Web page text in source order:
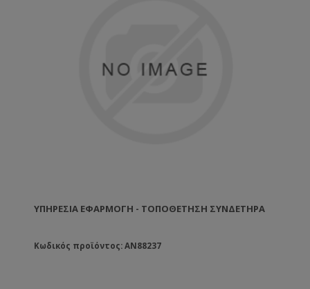
ΥΠΗΡΕΣΊΑ ΕΦΑΡΜΟΓΉ - ΤΟΠΟΘΈΤΗΣΗ ΣΥΝΔΕΤΉΡΑ
Κωδικός προϊόντος: AN88237